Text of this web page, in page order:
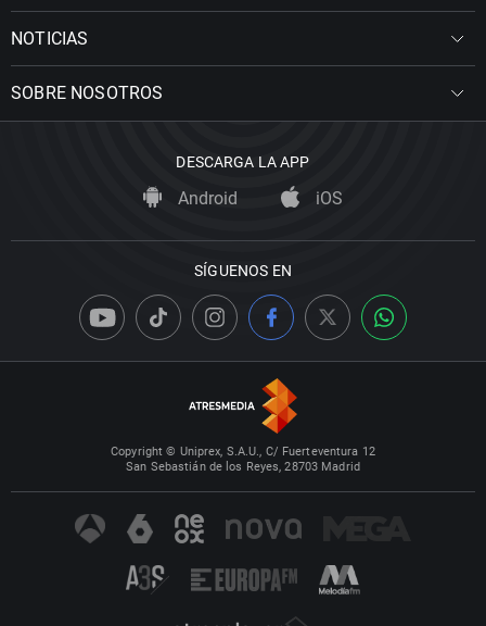
NOTICIAS
SOBRE NOSOTROS
DESCARGA LA APP
Android iOS
SÍGUENOS EN
Copyright © Uniprex, S.A.U., C/ Fuerteventura 12
San Sebastián de los Reyes, 28703 Madrid